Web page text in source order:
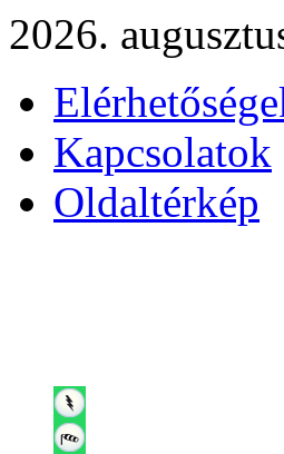
2026.
Kapcsolatok
Oldaltérkép